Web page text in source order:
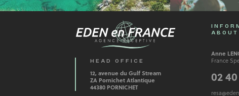
HEAD OFFICE
12, avenue du Gulf Stream
ZA Pornichet Atlantique
44380 PORNICHET
ABOUT
Anne
France
02 40